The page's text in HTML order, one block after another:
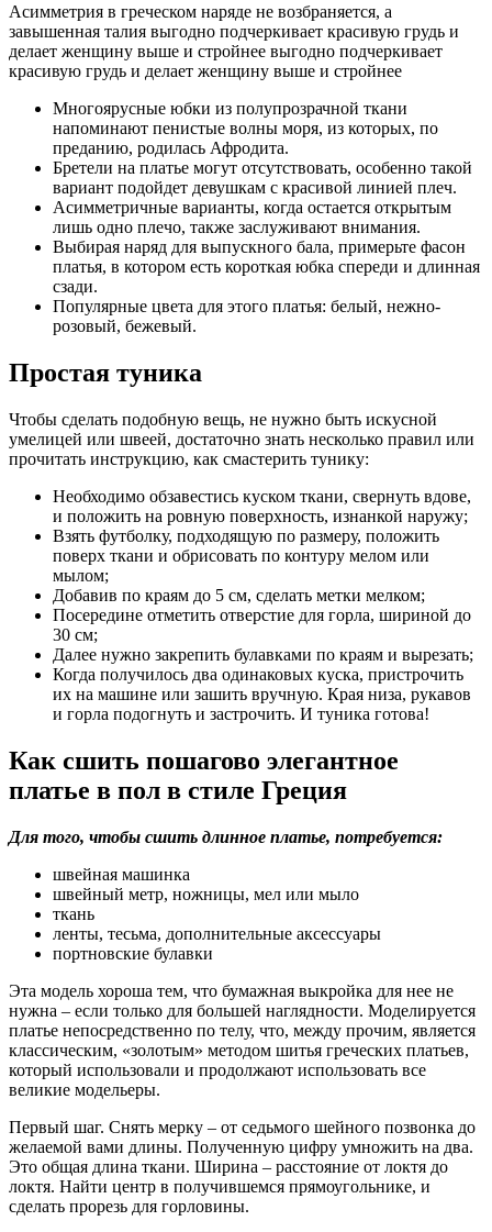
Асимметрия в греческом наряде не возбраняется, а
завышенная талия выгодно подчеркивает красивую грудь и
делает женщину выше и стройнее выгодно подчеркивает
красивую грудь и делает женщину выше и стройнее
Многоярусные юбки из полупрозрачной ткани
напоминают пенистые волны моря, из которых, по
преданию, родилась Афродита.
Бретели на платье могут отсутствовать, особенно такой
вариант подойдет девушкам с красивой линией плеч.
Асимметричные варианты, когда остается открытым
лишь одно плечо, также заслуживают внимания.
Выбирая наряд для выпускного бала, примерьте фасон
платья, в котором есть короткая юбка спереди и длинная
сзади.
Популярные цвета для этого платья: белый, нежно-
розовый, бежевый.
Простая туника
Чтобы сделать подобную вещь, не нужно быть искусной
умелицей или швеей, достаточно знать несколько правил или
прочитать инструкцию, как смастерить тунику:
Необходимо обзавестись куском ткани, свернуть вдове,
и положить на ровную поверхность, изнанкой наружу;
Взять футболку, подходящую по размеру, положить
поверх ткани и обрисовать по контуру мелом или
мылом;
Добавив по краям до 5 см, сделать метки мелком;
Посередине отметить отверстие для горла, шириной до
30 см;
Далее нужно закрепить булавками по краям и вырезать;
Когда получилось два одинаковых куска, пристрочить
их на машине или зашить вручную. Края низа, рукавов
и горла подогнуть и застрочить. И туника готова!
Как сшить пошагово элегантное
платье в пол в стиле Греция
Для того, чтобы сшить длинное платье, потребуется:
швейная машинка
швейный метр, ножницы, мел или мыло
ткань
ленты, тесьма, дополнительные аксессуары
портновские булавки
Эта модель хороша тем, что бумажная выкройка для нее не
нужна – если только для большей наглядности. Моделируется
платье непосредственно по телу, что, между прочим, является
классическим, «золотым» методом шитья греческих платьев,
который использовали и продолжают использовать все
великие модельеры.
Первый шаг. Снять мерку – от седьмого шейного позвонка до
желаемой вами длины. Полученную цифру умножить на два.
Это общая длина ткани. Ширина – расстояние от локтя до
локтя. Найти центр в получившемся прямоугольнике, и
сделать прорезь для горловины.